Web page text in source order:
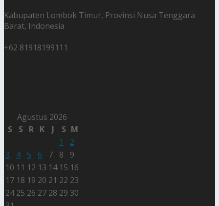
Kabupaten Lombok Timur, Provinsi Nusa Tenggara
Barat, Indonesia
+62 81918199111
Agustus 2026
S
S R K J S M
1
2
3
4 5 6 7 8
9
10 11 12 13 14 15 16
17 18 19 20 21 22 23
24 25 26 27 28 29 30